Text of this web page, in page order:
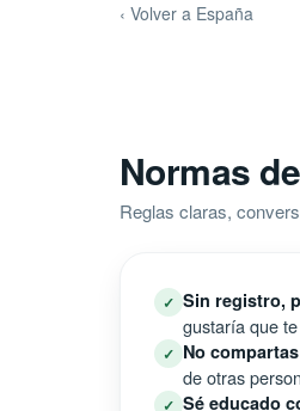
‹ Volver a España
Normas
Reglas claras,
✓ Sin registro,
gustaría que
✓ No
de otras
✓ Sé educado